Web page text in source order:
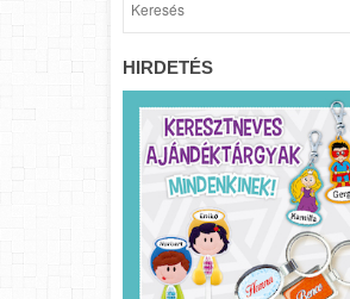
HIRDETÉS